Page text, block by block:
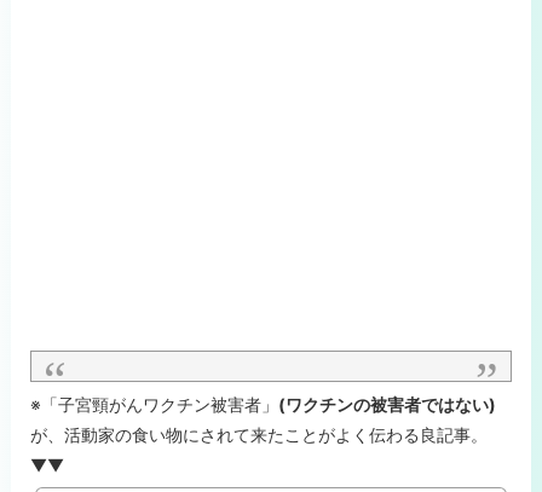
※「子宮頸がんワクチン被害者」 (ワクチンの被害者ではない)
が、活動家の食い物にされて来たことがよく伝わる良記事。
▼▼